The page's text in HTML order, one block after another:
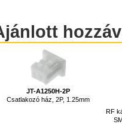
JT-A1250H-2P
Csatlakozó ház, 2P, 1.25mm
RF